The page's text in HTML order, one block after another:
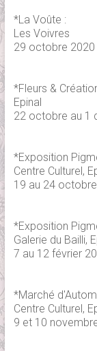
*La Voûte :
Les Voivres
29 octobre 2020
*Fleurs &
Epinal
22 octobre au 1
*Exposition
Centre Culturel,
19 au 24
*Exposition
Galerie du Bailli,
7 au 12 février
*Marché
Centre Culturel,
9 et 10